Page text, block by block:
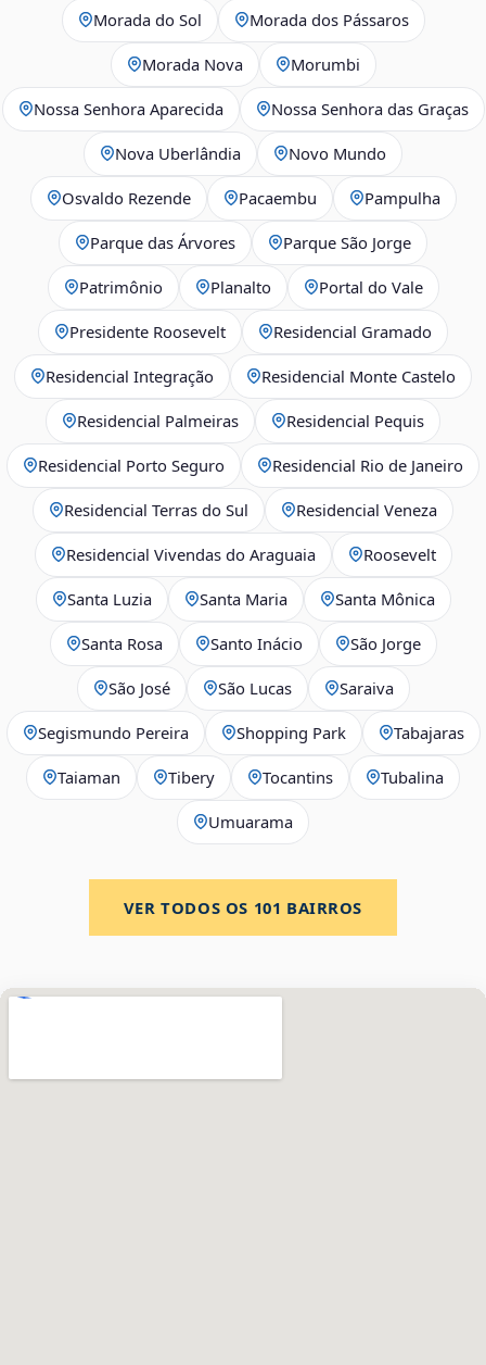
Morada do Sol Morada dos Pássaros
Morada Nova Morumbi
Nossa Senhora Aparecida Nossa Senhora das Graças
Nova Uberlândia Novo Mundo
Osvaldo Rezende Pacaembu Pampulha
Parque das Árvores Parque São Jorge
Patrimônio Planalto Portal do Vale
Presidente Roosevelt Residencial Gramado
Residencial Integração Residencial Monte Castelo
Residencial Palmeiras Residencial Pequis
Residencial Porto Seguro Residencial Rio de Janeiro
Residencial Terras do Sul Residencial Veneza
Residencial Vivendas do Araguaia Roosevelt
Santa Luzia Santa Maria Santa Mônica
Santa Rosa Santo Inácio São Jorge
São José São Lucas Saraiva
Segismundo Pereira Shopping Park Tabajaras
Taiaman Tibery Tocantins Tubalina
Umuarama
VER TODOS OS 101 BAIRROS